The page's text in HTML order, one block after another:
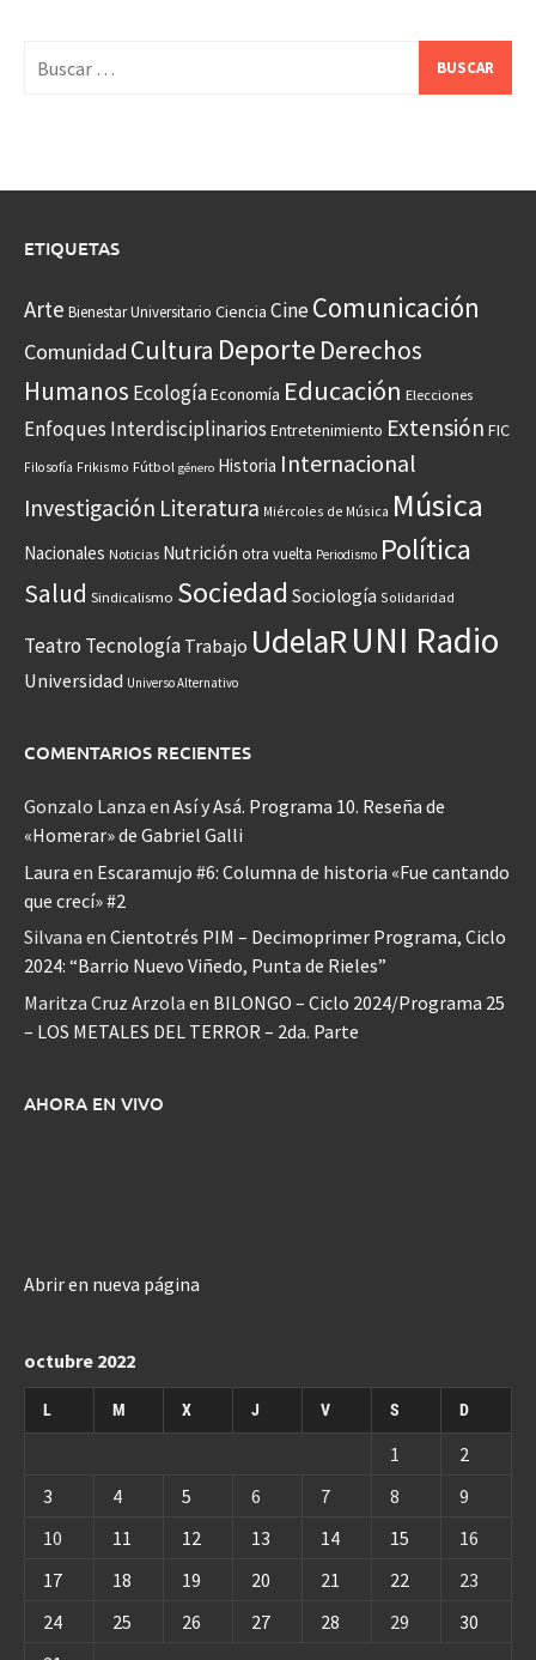
ETIQUETAS
Arte Bienestar Universitario Ciencia CineComunicación
Comunidad Cultura Deporte Derechos
Humanos EcologíaEconomía Educación Elecciones
Enfoques Interdisciplinarios Entretenimiento Extensión FIC
Filosofía Frikismo Fútbol género Historia Internacional
Investigación Literatura Miércoles de Música Música
Nacionales Noticias Nutrición otra vuelta Periodismo Política
Salud Sindicalismo Sociedad Sociología Solidaridad
Teatro Tecnología Trabajo UdelaRUNI Radio
Universidad Universo Alternativo
COMENTARIOS RECIENTES
Gonzalo Lanza en Así y Asá. Programa 10. Reseña de
«Homerar» de Gabriel Galli
Laura en Escaramujo #6: Columna de historia «Fue cantando
que crecí» #2
Silvana en Cientotrés PIM – Decimoprimer Programa, Ciclo
2024: “Barrio Nuevo Viñedo, Punta de Rieles”
Maritza Cruz Arzola en BILONGO – Ciclo 2024/Programa 25
– LOS METALES DEL TERROR – 2da. Parte
AHORA EN VIVO
Abrir en nueva página
octubre 2022
L M X J V S D
1
2
3
4 5 6 7 8
9
10
11 12 13 14 15
16
17
18 19 20 21 22
23
24
25 26 27 28 29
30